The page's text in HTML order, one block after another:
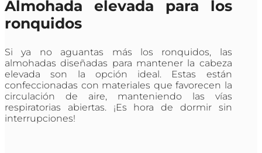
Almohada elevada para los
ronquidos
Si ya no aguantas más los ronquidos, las
almohadas diseñadas para mantener la cabeza
elevada son la opción ideal. Estas están
confeccionadas con materiales que favorecen la
circulación de aire, manteniendo las vías
respiratorias abiertas. ¡Es hora de dormir sin
interrupciones!